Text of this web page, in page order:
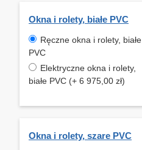
Okna i rolety, białe PVC
Ręczne okna i rolety, białe
PVC
Elektryczne okna i rolety,
białe PVC (+ 6 975,00 zł)
Okna i rolety, szare PVC